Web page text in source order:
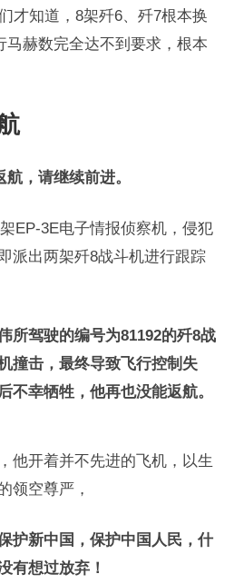
才知道，8架歼6、歼7根本换
马赫数完全达不到要求，根本
，请继续前进。
EP-3E电子情报侦察机，侵犯
派出两架歼8战斗机进行跟踪
所驾驶的编号为81192的歼8战
撞击，最终导致飞行控制失
不幸牺牲，他再也没能返航。
他开着并不先进的飞机，以生
领空尊严，
护新中国，保护中国人民，什
有想过放弃！